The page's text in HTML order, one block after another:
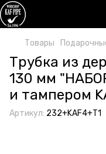
Товары
Трубка из
130 мм
и тампером
Артикул: 232+KAF4+T1